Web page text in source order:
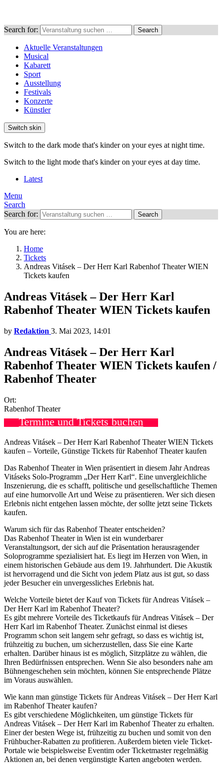
Search for: Search
Aktuelle Veranstaltungen
Musical
Kabarett
Sport
Ausstellung
Festivals
Konzerte
Künstler
Switch skin
Switch to the dark mode that's kinder on your eyes at night time.
Switch to the light mode that's kinder on your eyes at day time.
Latest
Menu
Search
Search for:
Search
You are here:
Home
Tickets
Andreas Vitásek – Der Herr Karl Rabenhof Theater WIEN
Tickets kaufen
Andreas Vitásek – Der Herr Karl
Rabenhof Theater WIEN Tickets kaufen
by Redaktion 3. Mai 2023, 14:01
Andreas Vitásek – Der Herr Karl
Rabenhof Theater WIEN Tickets kaufen /
Rabenhof Theater
Ort:
Rabenhof Theater
Termine und Tickets buchen
Andreas Vitásek – Der Herr Karl Rabenhof Theater WIEN Tickets
kaufen – Vorteile, Günstige Tickets für Rabenhof Theater kaufen
Das Rabenhof Theater in Wien präsentiert in diesem Jahr Andreas
Vitáseks Solo-Programm „Der Herr Karl“. Eine unvergleichliche
Inszenierung, die es schafft, politische und gesellschaftliche Themen
auf eine humorvolle Art und Weise zu präsentieren. Wer sich diesen
Erlebnis nicht entgehen lassen möchte, der sollte jetzt seine Tickets
kaufen.
Warum sich für das Rabenhof Theater entscheiden?
Das Rabenhof Theater in Wien ist ein wunderbarer
Veranstaltungsort, der sich auf die Präsentation herausragender
Soloprogramme spezialisiert hat. Es liegt im Herzen von Wien, in
einem historischen Gebäude aus dem 19. Jahrhundert. Die Akustik
ist hervorragend und die Sicht von jedem Platz aus ist gut, so dass
jeder Besucher ein unvergessliches Erlebnis hat.
Welche Vorteile bietet der Kauf von Tickets für Andreas Vitásek –
Der Herr Karl im Rabenhof Theater?
Es gibt mehrere Vorteile des Ticketkaufs für Andreas Vitásek – Der
Herr Karl im Rabenhof Theater. Zunächst einmal ist dieses
Programm schon seit langem sehr gefragt, so dass es wichtig ist,
frühzeitig zu buchen, um sicherzustellen, dass Sie eine Karte
erhalten. Darüber hinaus ist es möglich, Sitzplätze zu wählen, die
Ihren Bedürfnissen entsprechen. Wenn Sie also besonders nahe am
Bühnengeschehen sein möchten, können Sie entsprechende Plätze
im Voraus auswählen.
Wie kann man günstige Tickets für Andreas Vitásek – Der Herr Karl
im Rabenhof Theater kaufen?
Es gibt verschiedene Möglichkeiten, um günstige Tickets für
Andreas Vitásek – Der Herr Karl im Rabenhof Theater zu erhalten.
Einer der besten Wege ist, frühzeitig zu buchen und somit von den
Frühbucher-Rabatten zu profitieren. Außerdem bieten viele Ticket-
Portale wie beispielsweise Eventim oder Ticketmaster regelmäßig
Aktionen an, bei denen vergünstigte Karten angeboten werden.